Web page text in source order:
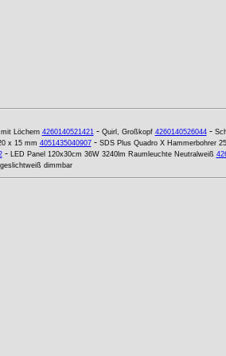
Löchern 4260140521421- Quirl, Großkopf 4260140526044-
x 15 mm 4051435040907- SDS Plus Quadro X Hammerbohrer
- LED Panel 120x30cm 36W 3240lm Raumleuchte Neutralweiß
dimmbar